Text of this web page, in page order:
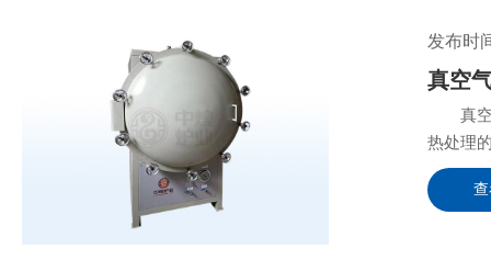
发布时
真空
真空
热处理